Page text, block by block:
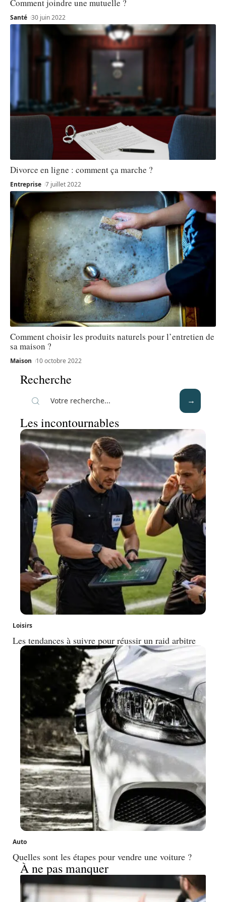
Comment joindre une mutuelle ?
Santé 30 juin 2022
Divorce en ligne : comment ça marche ?
Entreprise 7 juillet 2022
Comment choisir les produits naturels pour l’entretien de
sa maison ?
Maison 10 octobre 2022
Recherche
Les incontournables
Loisirs
Les tendances à suivre pour réussir un raid arbitre
Auto
Quelles sont les étapes pour vendre une voiture ?
À ne pas manquer